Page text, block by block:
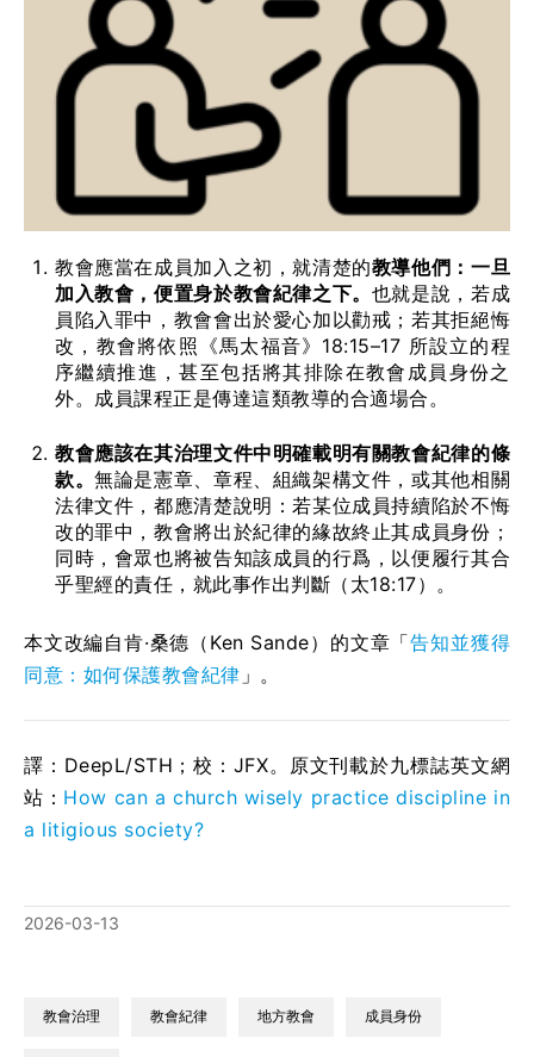
教會應當在成員加入之初，就清楚的教導他們：一旦
加入教會，便置身於教會紀律之下。 也就是說，若成
員陷入罪中，教會會出於愛心加以勸戒；若其拒絕悔
改，教會將依照《馬太福音》18:15–17 所設立的程
序繼續推進，甚至包括將其排除在教會成員身份之
外。成員課程正是傳達這類教導的合適場合。
教會應該在其治理文件中明確載明有關教會紀律的條
款。無論是憲章、章程、組織架構文件，或其他相關
法律文件，都應清楚說明：若某位成員持續陷於不悔
改的罪中，教會將出於紀律的緣故終止其成員身份；
同時，會眾也將被告知該成員的行爲，以便履行其合
乎聖經的責任，就此事作出判斷（太18:17）。
本文改編自肯·桑德（Ken Sande）的文章「告知並獲得
同意：如何保護教會紀律 」。
譯：DeepL/STH；校： JFX。原文刊載於九標誌英文網
站： How can a church wisely practice discipline in
a litigious society?
2026-03-13
教會治理 教會紀律 地方教會 成員身份